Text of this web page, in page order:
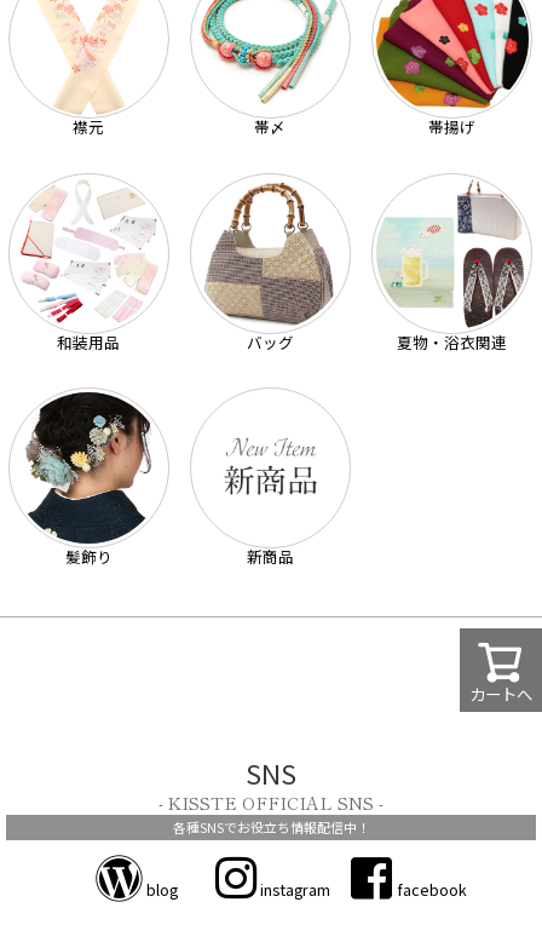
カートへ
襟元 帯〆 帯揚げ
和装用品 バッグ 夏物・浴衣関連
髪飾り 新商品
SNS
- KISSTE OFFICIAL SNS -
各種SNSでお役立ち情報配信中！
blog instagram facebook